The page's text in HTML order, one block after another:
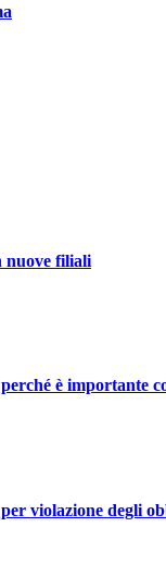
nuove filiali
è importante
violazione degli